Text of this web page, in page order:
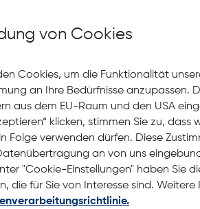
von Cookies
Cookies, um die Funktionalität
an Ihre Bedürfnisse anzupassen.
aus dem EU-Raum und den USA
klicken, stimmen Sie zu, dass
Folge verwenden dürfen. Diese
an von uns
"Cookie-Einstellungen" haben Sie
die für Sie von Interesse sind.